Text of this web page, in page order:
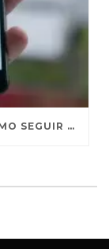
CON EL CAMBIO DE FACEBOOK, ¿CÓMO SEGUIR VIENDO NOTICIAS DE INTERÉS?